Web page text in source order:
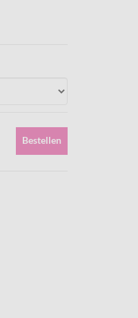
Bestellen